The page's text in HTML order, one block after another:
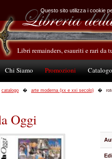
Libri remainders, esauriti e rari da
Chi Siamo Promozioni
catalogo arte moderna (xx e xxi secolo)
Oggi
Questo sito utilizza i cookie